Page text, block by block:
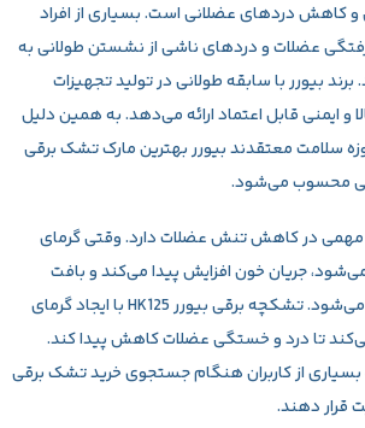
و کاهش دردهای عضلانی است. بسیاری از افراد
عضلات و دردهای ناشی از نشستن طولانی به
بیورر با سابقه طولانی در تولید تجهیزات
و ایمنی قابل اعتماد ارائه می‌دهد. به همین دلیل
سلامت معتقدند بیورر بهترین مارک تشک برقی
محسوب می‌شود.
در کاهش تنش عضلات دارد. وقتی گرمای
جریان خون افزایش پیدا می‌کند و بافت
عضلانی سریع‌تر ریلکس می‌شود. تشکچه برقی بیورر HK125 با ایجاد گرمای
تا درد و خستگی عضلات کاهش پیدا کند.
از کاربران هنگام جستجوی خرید تشک برقی
قرار دهند.